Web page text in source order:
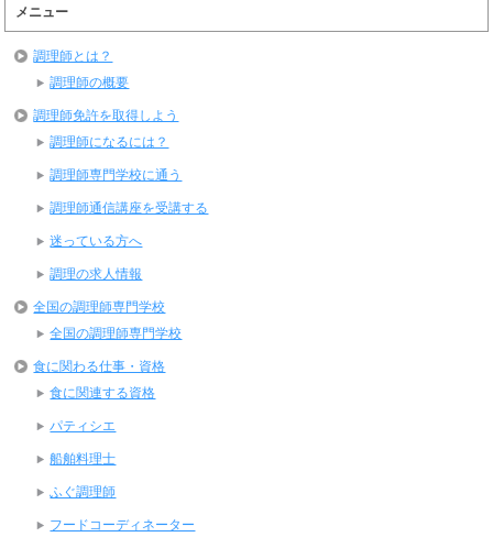
メニュー
調理師とは？
調理師の概要
調理師免許を取得しよう
調理師になるには？
調理師専門学校に通う
調理師通信講座を受講する
迷っている方へ
調理の求人情報
全国の調理師専門学校
全国の調理師専門学校
食に関わる仕事・資格
食に関連する資格
パティシエ
船舶料理士
ふぐ調理師
フードコーディネーター